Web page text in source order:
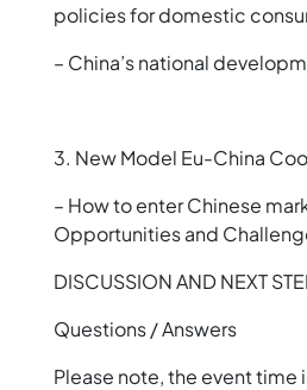
policies for domestic
– China’s national
3. New Model Eu-China
– How to enter Chinese
Opportunities and
DISCUSSION AND NEXT
Questions / Answers
Please note, the event time